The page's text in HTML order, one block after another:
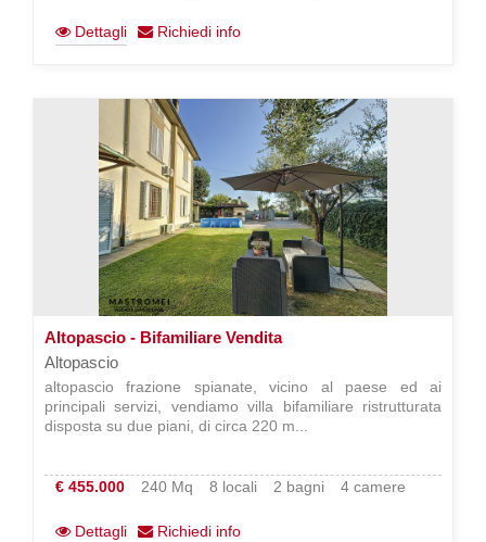
Dettagli Richiedi info
Altopascio - Bifamiliare Vendita
Altopascio
altopascio frazione spianate, vicino al paese ed ai
principali servizi, vendiamo villa bifamiliare ristrutturata
disposta su due piani, di circa 220 m...
€ 455.000 240 Mq 8 locali 2 bagni 4 camere
Dettagli Richiedi info